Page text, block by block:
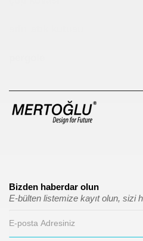
Bizden haberdar olun
E-bülten listemize kayıt olun, sizi